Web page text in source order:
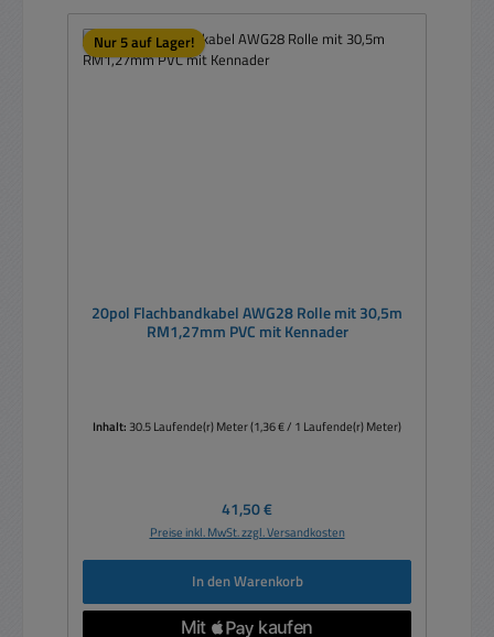
Nur 5 auf Lager!
20pol Flachbandkabel AWG28 Rolle mit 30,5m
RM1,27mm PVC mit Kennader
Inhalt:30.5 Laufende(r) Meter(1,36 € / 1 Laufende(r) Meter)
Regulärer Preis:
41,50 €
Preise inkl. MwSt. zzgl. Versandkosten
In den Warenkorb